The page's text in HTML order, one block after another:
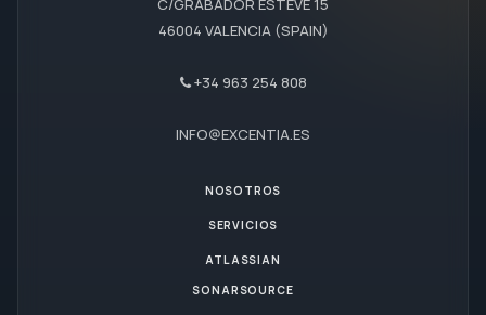
C/GRABADOR ESTEVE 15
46004 VALENCIA (SPAIN)
+34 963 254 808
INFO@EXCENTIA.ES
NOSOTROS
SERVICIOS
ATLASSIAN
SONARSOURCE